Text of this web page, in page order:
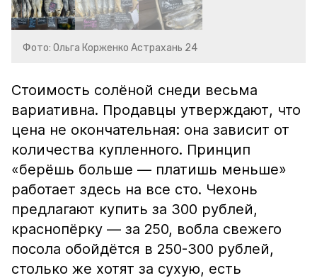
Фото: Ольга Корженко Астрахань 24
Стоимость солёной снеди весьма
вариативна. Продавцы утверждают, что
цена не окончательная: она зависит от
количества купленного. Принцип
«берёшь больше — платишь меньше»
работает здесь на все сто. Чехонь
предлагают купить за 300 рублей,
краснопёрку — за 250, вобла свежего
посола обойдётся в 250-300 рублей,
столько же хотят за сухую, есть